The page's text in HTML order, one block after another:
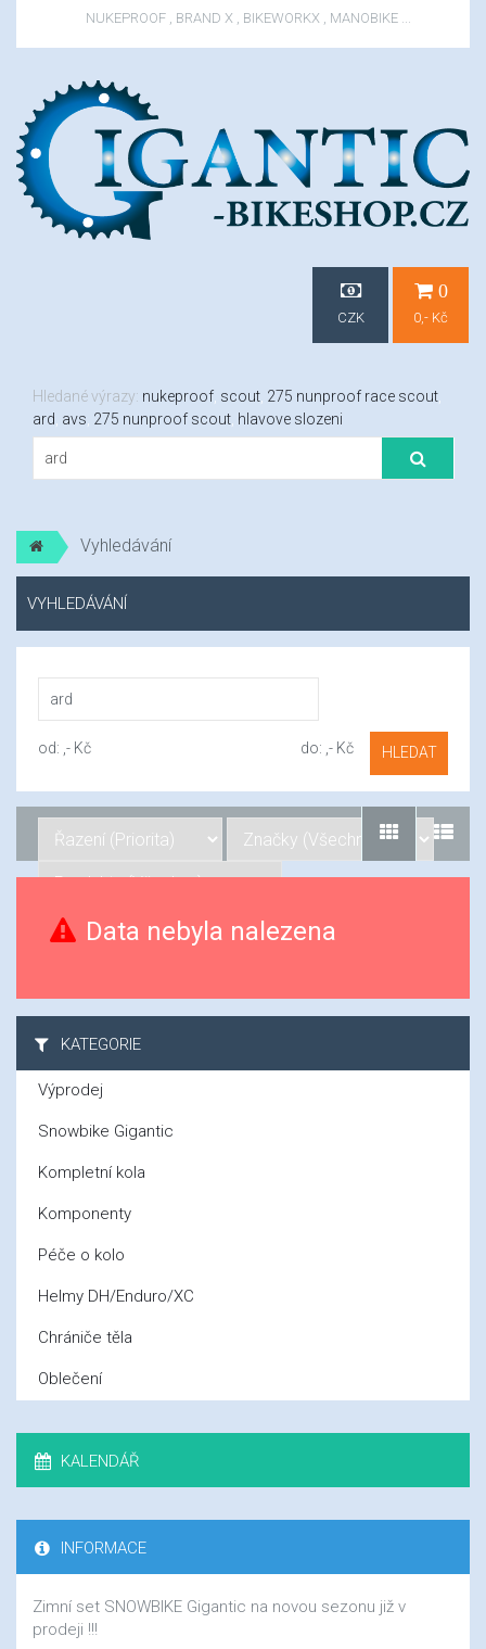
NUKEPROOF , BRAND X , BIKEWORKX , MANOBIKE ...
CZK
EUR
0
0,- Kč
Hledané výrazy: nukeproof scout 275 nunproof race scout
ard avs 275 nunproof scout hlavove slozeni
Vyhledávání
VYHLEDÁVÁNÍ
HLEDAT
od: ,- Kč do: ,- Kč
Data nebyla nalezena
KATEGORIE
Výprodej
Snowbike Gigantic
Kompletní kola
Komponenty
Péče o kolo
Helmy DH/Enduro/XC
Chrániče těla
Oblečení
KALENDÁŘ
INFORMACE
Zimní set SNOWBIKE Gigantic na novou sezonu již v
prodeji !!!